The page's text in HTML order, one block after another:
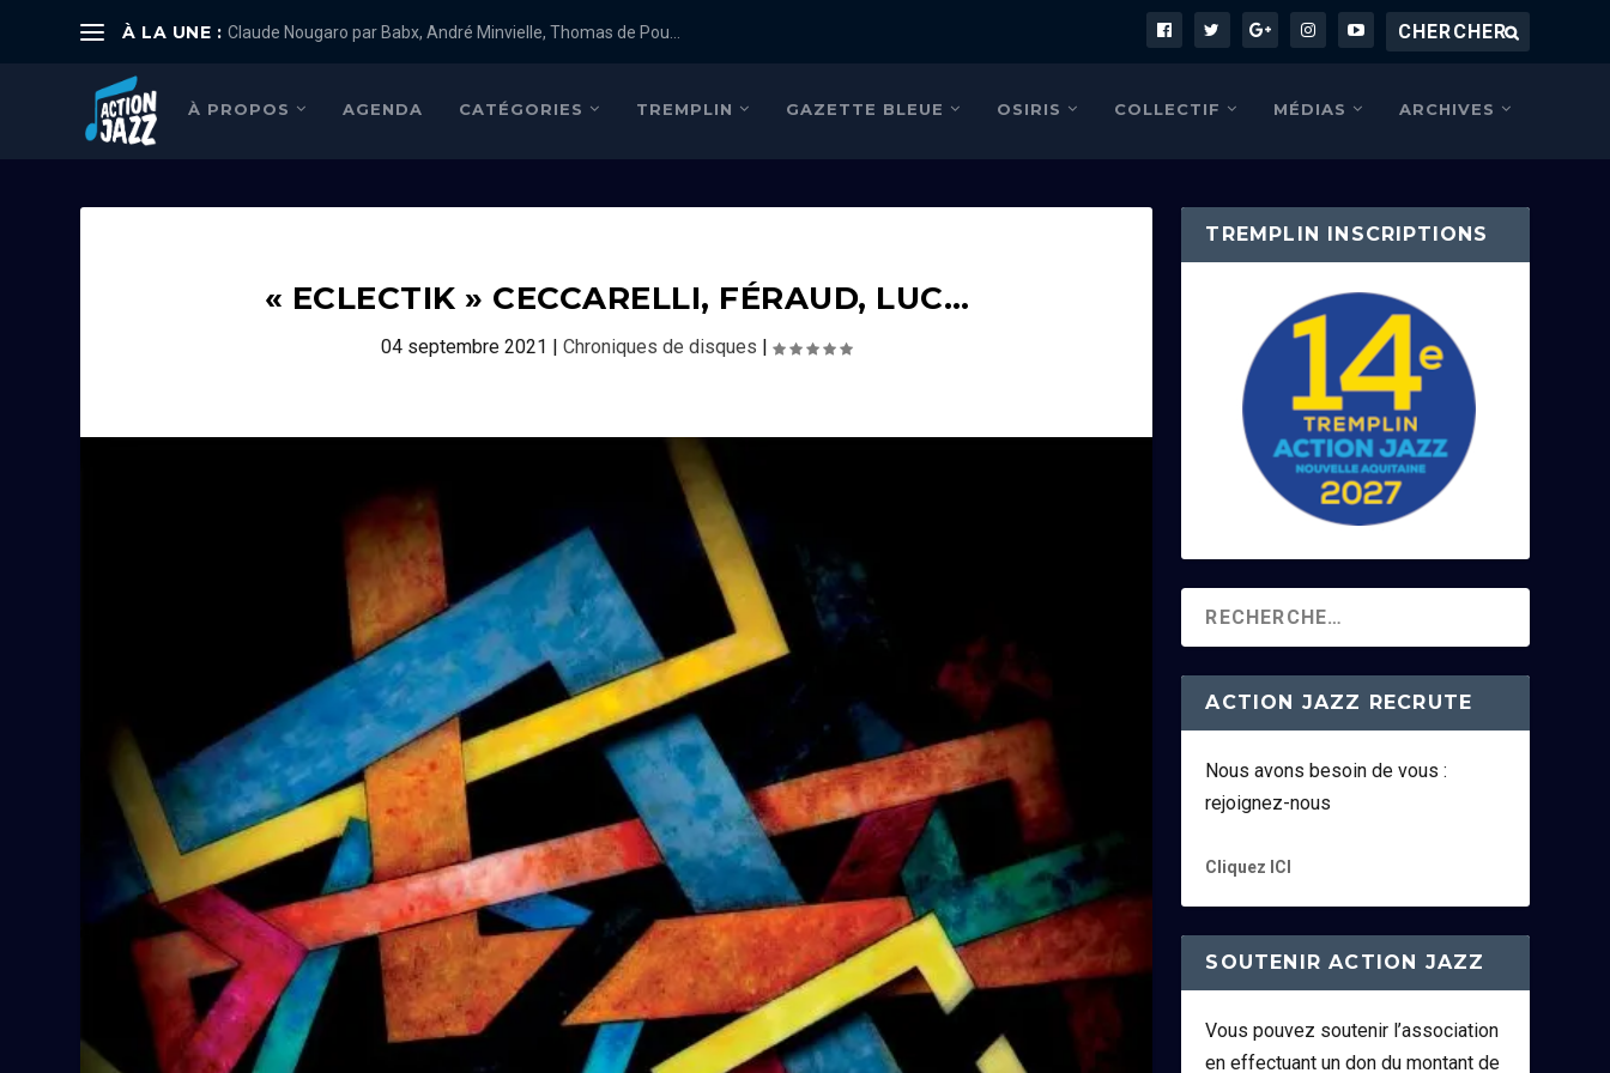
À LA UNE : Claude Nougaro par Babx, André Minvielle, Thomas de Pou...
À PROPOS AGENDA CATÉGORIES TREMPLIN GAZETTE BLEUE OSIRIS COLLECTIF MÉDIAS ARCHIVES
« ECLECTIK » CECCARELLI, FÉRAUD, LUC…
04 septembre 2021 |Chroniques de disques |
TREMPLIN INSCRIPTIONS
ACTION JAZZ RECRUTE
Nous avons besoin de vous :
rejoignez-nous
Cliquez ICI
SOUTENIR ACTION JAZZ
Vous pouvez soutenir l’association
en effectuant un don du montant de